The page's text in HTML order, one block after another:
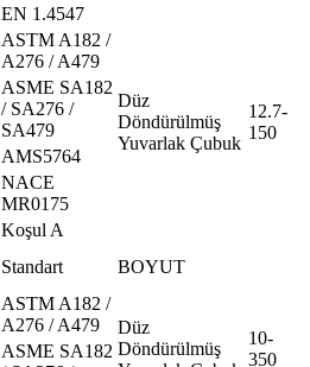
EN 1.4547
ASTM A182 /
A276 / A479
Düz
Döndürülmüş
Yuvarlak Çubuk
12.7-
150
ASME SA182
/ SA276 /
SA479
AMS5764
NACE
MR0175
Koşul A
Standart BOYUT
ASTM A182 /
A276 / A479
Düz
Döndürülmüş
10-
350
ASME SA182